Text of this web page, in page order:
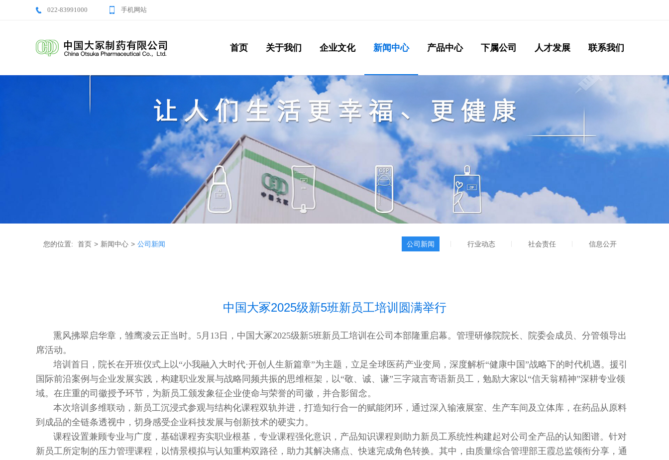
022-83991000 手机网站
首页 关于我们 企业文化 新闻中心 产品中心 下属公司 人才发展 联系我们
您的位置: 首页 > 新闻中心 > 公司新闻 公司新闻 行业动态 社会责任 信息公开
中国大冢2025级新5班新员工培训圆满举行
熏风拂翠启华章，雏鹰凌云正当时。5月13日，中国大冢2025级新5班新员工培训在公司本部隆重启幕。管理研修院院长、院委会成员、分管领导出
席活动。
培训首日，院长在开班仪式上以“小我融入大时代·开创人生新篇章”为主题，立足全球医药产业变局，深度解析“健康中国”战略下的时代机遇。援引
国际前沿案例与企业发展实践，构建职业发展与战略同频共振的思维框架，以“敬、诚、谦”三字箴言寄语新员工，勉励大家以“信天翁精神”深耕专业领
域。在庄重的司徽授予环节，为新员工颁发象征企业使命与荣誉的司徽，并合影留念。
本次培训多维联动，新员工沉浸式参观与结构化课程双轨并进，打造知行合一的赋能闭环，通过深入输液展室、生产车间及立体库，在药品从原料
到成品的全链条透视中，切身感受企业科技发展与创新技术的硬实力。
课程设置兼顾专业与广度，基础课程夯实职业根基，专业课程强化意识，产品知识课程则助力新员工系统性构建起对公司全产品的认知图谱。针对
新员工所定制的压力管理课程，以情景模拟与认知重构双路径，助力其解决痛点、快速完成角色转换。其中，由质量综合管理部王霞总监领衔分享，通